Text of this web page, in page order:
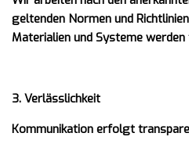
geltenden Normen und
Materialien und Systeme
3. Verlässlichkeit
Kommunikation erfolgt